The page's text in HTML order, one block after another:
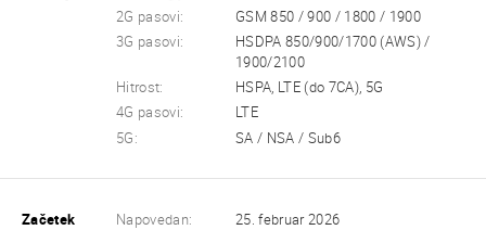
2G pasovi:
GSM 850 / 900 / 1800 / 1900
3G pasovi:
HSDPA 850/900/1700 (AWS) /
1900/2100
Hitrost:
HSPA, LTE (do 7CA), 5G
4G pasovi:
LTE
5G:
SA / NSA / Sub6
Začetek
Napovedan:
25. februar 2026